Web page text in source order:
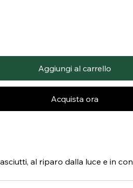
Aggiungi al carrello
Acquista ora
al riparo dalla luce e in